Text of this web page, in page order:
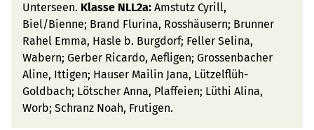
Unterseen. Klasse NLL2a: Amstutz Cyrill,
Biel/Bienne; Brand Flurina, Rosshäusern; Brunner
Rahel Emma, Hasle b. Burgdorf; Feller Selina,
Wabern; Gerber Ricardo, Aefligen; Grossenbacher
Aline, Ittigen; Hauser Mailin Jana, Lützelflüh-
Goldbach; Lötscher Anna, Plaffeien; Lüthi Alina,
Worb; Schranz Noah, Frutigen.